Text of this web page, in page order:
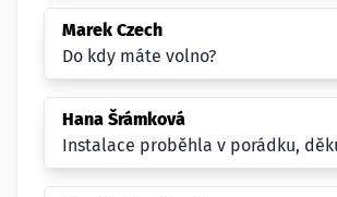
Marek Czech
Do kdy máte volno?
Hana Šrámková
Instalace proběhla v porádku,